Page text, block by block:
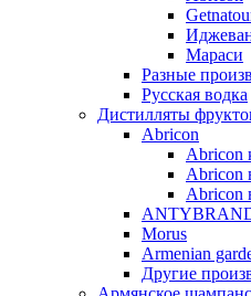
Мараси
Разные
Русская водка
Дистилляты
Abricon
Abricon
Abricon
Abricon
Morus
Armenian
Другие